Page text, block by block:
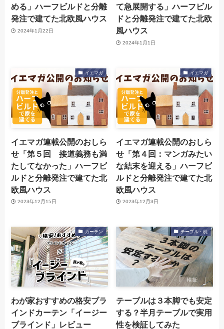
める」ハーフビルドと分離
発注で建てた北欧風ハウス
2024年1月22日
て急展開する」ハーフビル
ドと分離発注で建てた北欧
風ハウス
2024年1月1日
イエマガ
イエマガ連載公開のおしら
せ「第５回 接道義務も満
たしてなかった」ハーフビ
ルドと分離発注で建てた北
欧風ハウス
2023年12月15日
イエマガ
イエマガ連載公開のおしら
せ「第４回：マンガみたい
な結末を迎える」ハーフビ
ルドと分離発注で建てた北
欧風ハウス
2023年12月3日
カーテン
わが家おすすめの格安ブラ
インドカーテン「イージー
ブラインド」レビュー
テーブル・机
テーブルは３本脚でも安定
する？半月テーブルで実用
性を検証してみた